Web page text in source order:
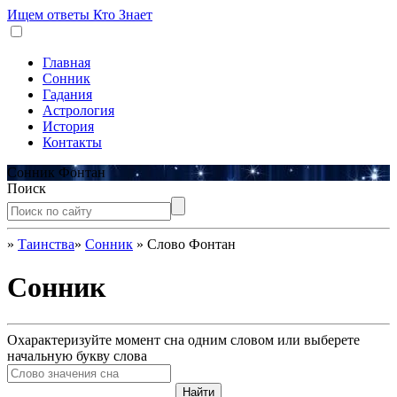
Ищем ответы Кто Знает
Главная
Сонник
Гадания
Астрология
История
Контакты
Сонник Фонтан
Поиск
» Таинства» Сонник » Слово Фонтан
Сонник
Охарактеризуйте момент сна одним словом или выберете
начальную букву слова